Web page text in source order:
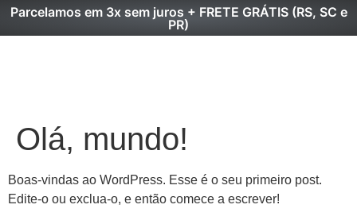
Parcelamos em 3x sem juros + FRETE GRÁTIS (RS, SC e
PR)
Olá, mundo!
Boas-vindas ao WordPress. Esse é o seu primeiro post.
Edite-o ou exclua-o, e então comece a escrever!